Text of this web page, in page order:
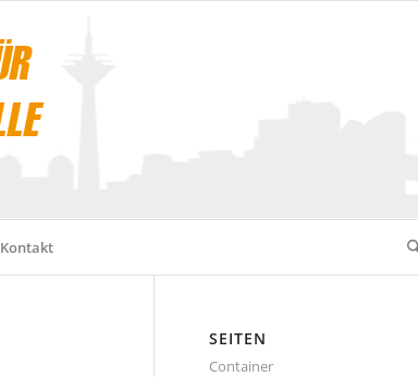
Kontakt
SEITEN
Container